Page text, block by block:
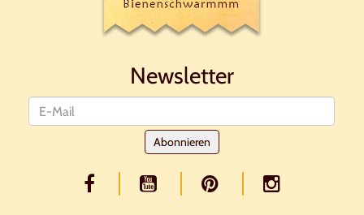
Newsletter
Abonnieren